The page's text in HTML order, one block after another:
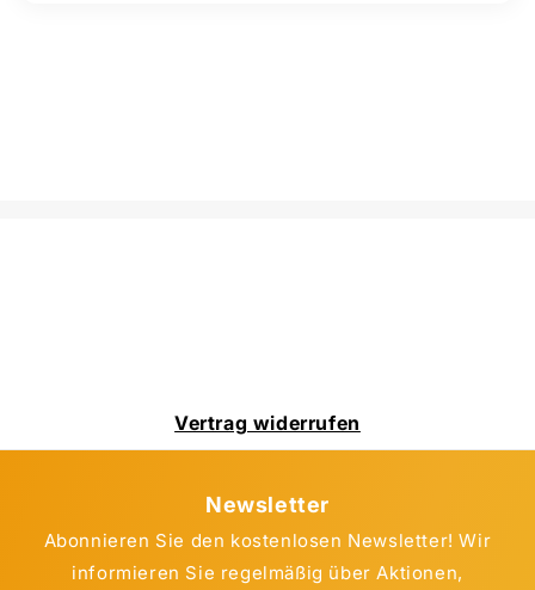
Vertrag widerrufen
Newsletter
Abonnieren Sie den kostenlosen Newsletter! Wir
informieren Sie regelmäßig über Aktionen,